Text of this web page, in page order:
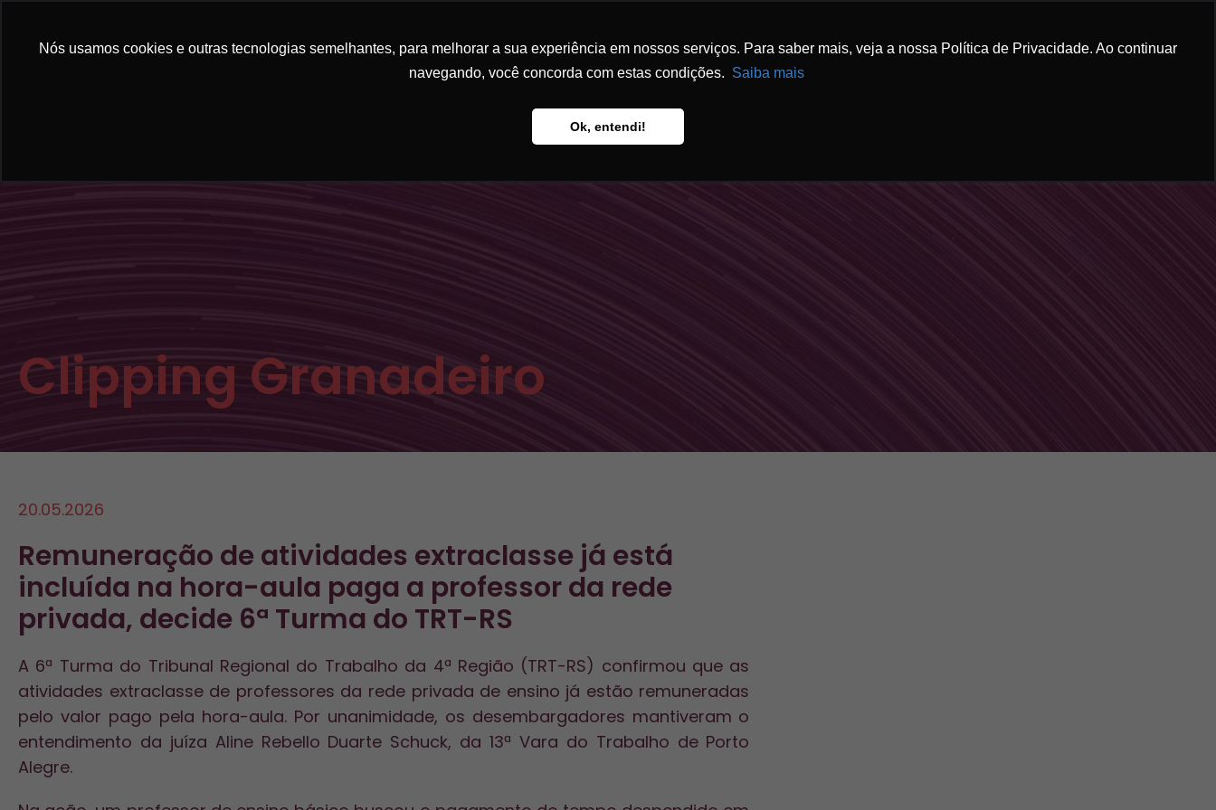
Nós usamos cookies e outras tecnologias semelhantes, para melhorar a sua experiência em nossos serviços. Para saber mais, veja a nossa Política de Privacidade. Ao continuar
navegando, você concorda com estas condições. Saiba mais
Ok, entendi!
ESCRITÓRIO ATUAÇÃO EQUIPE FÓRUM GRANADEIRO
Clipping Granadeiro
20.05.2026
Remuneração de atividades extraclasse já está
incluída na hora-aula paga a professor da rede
privada, decide 6ª Turma do TRT-RS
A 6ª Turma do Tribunal Regional do Trabalho da 4ª Região (TRT-RS) confirmou que as
atividades extraclasse de professores da rede privada de ensino já estão remuneradas
pelo valor pago pela hora-aula. Por unanimidade, os desembargadores mantiveram o
entendimento da juíza Aline Rebello Duarte Schuck, da 13ª Vara do Trabalho de Porto
Alegre.